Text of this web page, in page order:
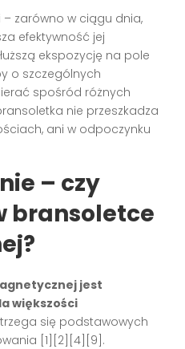
– zarówno w ciągu dnia,
efektywność jej
ekspozycję na pole
o szczególnych
spośród różnych
nie przeszkadza
ani w odpoczynku
– czy
bransoletce
jest
większości
się podstawowych
[1][2][4][9] .